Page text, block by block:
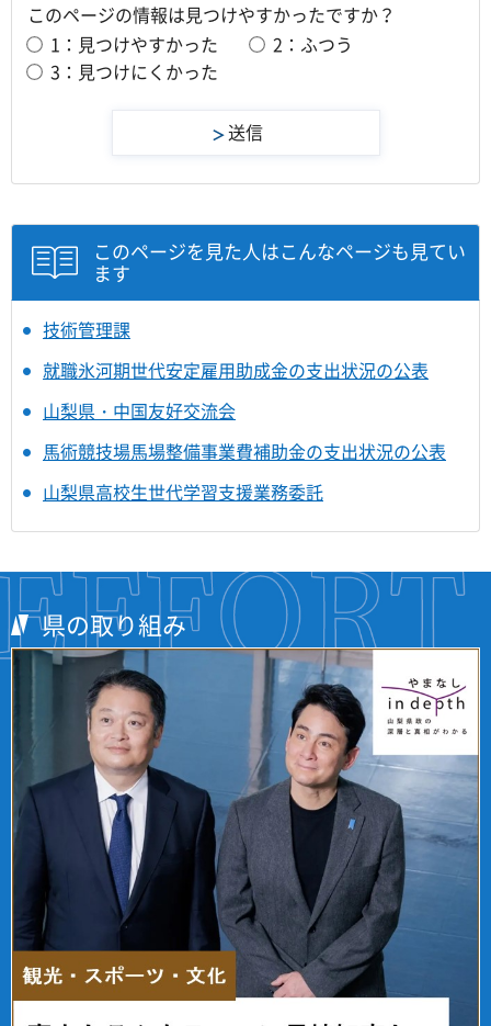
このページの情報は見つけやすかったですか？
1：見つけやすかった
2：ふつう
3：見つけにくかった
このページを見た人はこんなページも見てい
ます
技術管理課
就職氷河期世代安定雇用助成金の支出状況の公表
山梨県・中国友好交流会
馬術競技場馬場整備事業費補助金の支出状況の公表
山梨県高校生世代学習支援業務委託
県の取り組み